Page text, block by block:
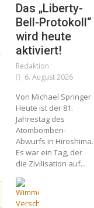
Das „Liberty-
Bell-Protokoll“
wird heute
aktiviert!
Redaktion
6. August 2026
Von Michael Springer
Heute ist der 81.
Jahrestag des
Atombomben-
Abwurfs in Hiroshima.
Es war ein Tag, der
die Zivilisation auf...